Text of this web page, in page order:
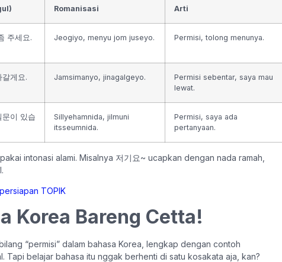
Romanisasi Arti
주세요. Jeogiyo, menyu jom juseyo. Permisi, tolong menunya.
게요. Jamsimanyo, jinagalgeyo.
Permisi sebentar, saya mau
lewat.
문이 있습
Sillyehamnida, jilmuni
itsseumnida.
Permisi, saya ada
pertanyaan.
intonasi alami. Misalnya 저기요~ ucapkan dengan nada ramah,
Korea Bareng Cetta!
“permisi” dalam bahasa Korea, lengkap dengan contoh
Tapi belajar bahasa itu nggak berhenti di satu kosakata aja, kan?